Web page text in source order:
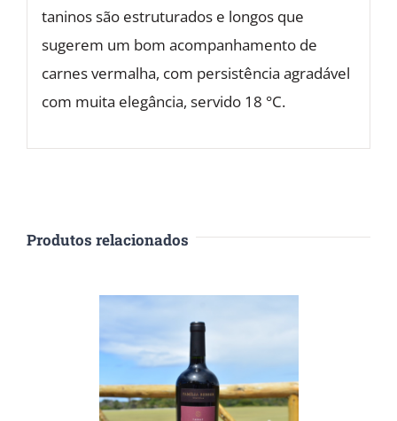
taninos são estruturados e longos que
sugerem um bom acompanhamento de
carnes vermalha, com persistência agradável
com muita elegância, servido 18 °C.
Produtos relacionados